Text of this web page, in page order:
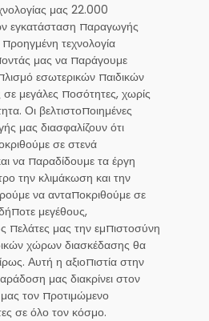
μας 22.000
εγκατάσταση παραγωγής
προηγμένη τεχνολογία
μας να παράγουμε
εσωτερικών παιδικών
μεγάλες ποσότητες, χωρίς
Οι βελτιστοποιημένες
μας διασφαλίζουν ότι
σε στενά
να παραδίδουμε τα έργη
την κλιμάκωση και την
να ανταποκριθούμε σε
μεγέθους,
πελάτες μας την εμπιστοσύνη
χώρων διασκέδασης θα
Αυτή η αξιοπιστία στην
μας διακρίνει στον
τον προτιμώμενο
σε όλο τον κόσμο.